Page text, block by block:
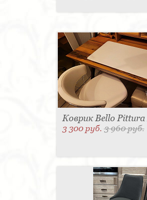
Коврик Bello Pittura
3 300 руб.3 960 руб.